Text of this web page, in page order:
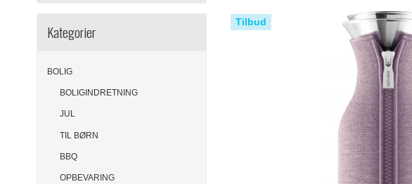
Kategorier
BOLIG
BOLIGINDRETNING
JUL
TIL BØRN
BBQ
OPBEVARING
Tilbud